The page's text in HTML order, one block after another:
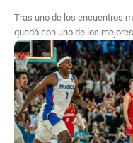
Tras uno de los encuentros
quedó con uno de los